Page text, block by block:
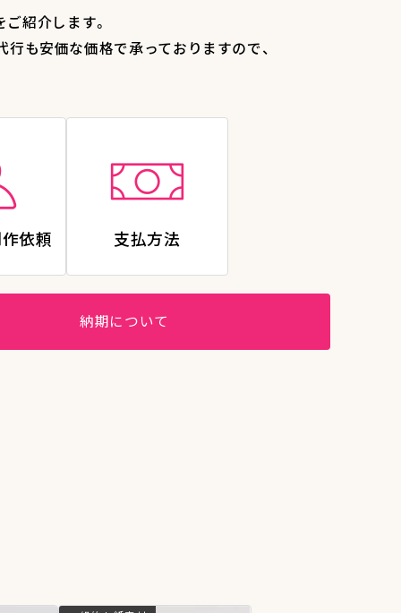
紹介します。
も安価な価格で承っておりますので、
依頼 支払方法
納期について